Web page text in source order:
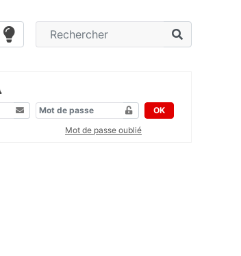
OK
Mot de passe oublié